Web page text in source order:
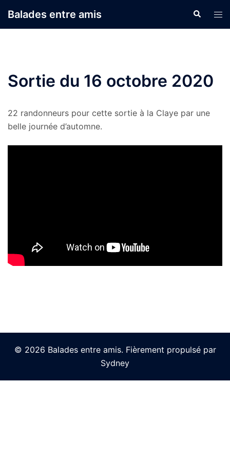
auBalades entre amis
le
Sortie du 16 octobre 2020
22 randonneurs pour cette sortie à la Claye par une
belle journée d’automne.
© 2026 Balades entre amis. Fièrement propulsé par
Sydney